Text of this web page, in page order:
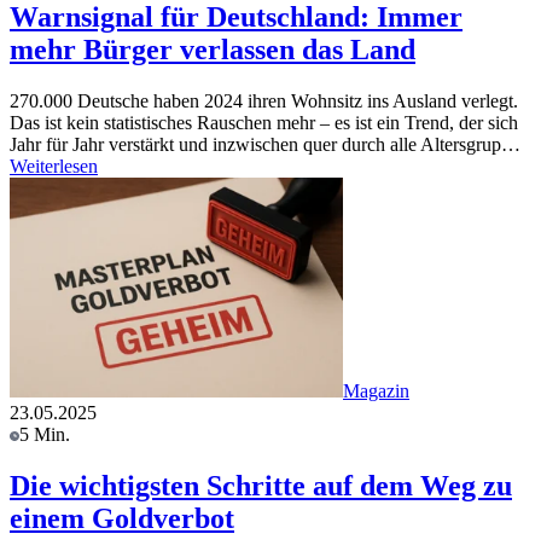
Warnsignal für Deutschland: Immer
mehr Bürger verlassen das Land
270.000 Deutsche haben 2024 ihren Wohnsitz ins Ausland verlegt.
Das ist kein statistisches Rauschen mehr – es ist ein Trend, der sich
Jahr für Jahr verstärkt und inzwischen quer durch alle Altersgrup…
Weiterlesen
Magazin
23.05.2025
5 Min.
Die wichtigsten Schritte auf dem Weg zu
einem Goldverbot